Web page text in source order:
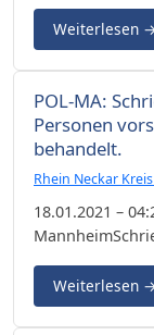
Weiterlesen
POL-MA:
Personen
behandelt.
Rhein Neckar Kreis
18.01.2021 –
Weiterlesen